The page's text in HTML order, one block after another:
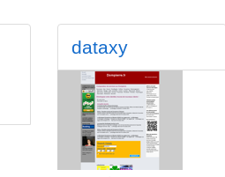
dataxy